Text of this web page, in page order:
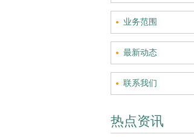
业务范围
最新动态
联系我们
热点资讯